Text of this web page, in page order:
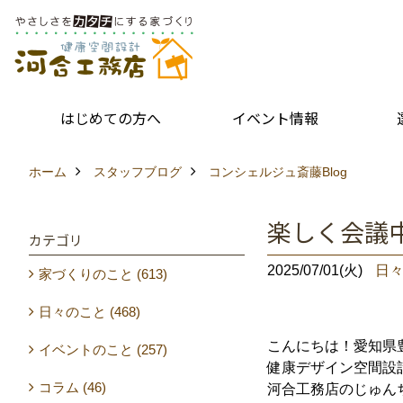
はじめての方へ イベント情報
ホーム スタッフブログ コンシェルジュ斎藤Blog
楽しく会
2025/07/01(火) 日
こんにちは！愛知
健康デザイン空間設
河合工務店のじゅん
カテゴリ
家づくりのこと (613)
日々のこと (468)
イベントのこと (257)
コラム (46)